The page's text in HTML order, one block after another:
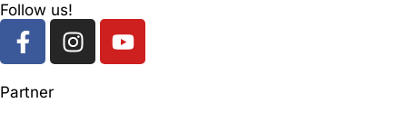
Follow us!
F
a
e
I
n
Y
o
Partner